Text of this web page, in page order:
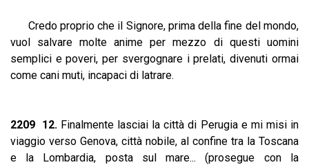
Credo proprio che il Signore, prima della fine del mondo,
vuol salvare molte anime per mezzo di questi uomini
semplici e poveri, per svergognare i prelati, divenuti ormai
come cani muti, incapaci di latrare.
2209 12. Finalmente lasciai la città di Perugia e mi misi in
viaggio verso Genova, città nobile, al confine tra la Toscana
e la Lombardia, posta sul mare... (prosegue con la